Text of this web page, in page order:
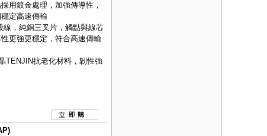
用鍍金處理，加強傳導性，
定高速傳輸
，純銅三叉片，觸點與線芯
更強更穩定，符合高速傳輸
TENJIN抗老化材料，韌性強